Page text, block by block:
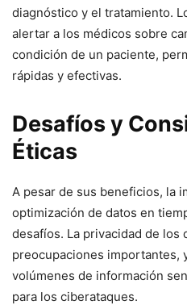
diagnóstico y el tratamiento.
alertar a los médicos sobre
condición de un paciente,
rápidas y efectivas.
Desafíos y
Éticas
A pesar de sus beneficios, la
optimización de datos en
desafíos. La privacidad de los
preocupaciones importantes,
volúmenes de información
para los ciberataques.